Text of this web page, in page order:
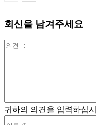
회신을 남겨주세요
귀하의 의견을 입력하십